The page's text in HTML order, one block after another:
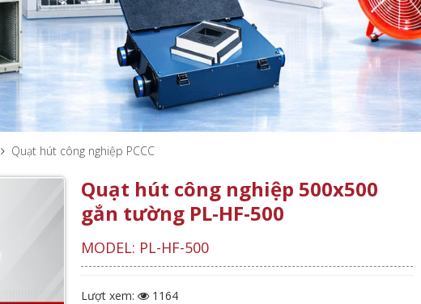
Quạt hút công nghiệp PCCC
Quạt hút công nghiệp 500x500
gắn tường PL-HF-500
MODEL: PL-HF-500
Lượt xem:
1164